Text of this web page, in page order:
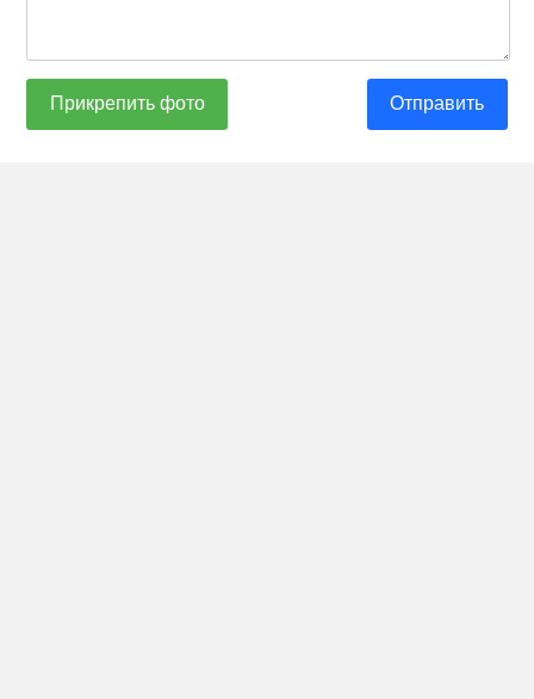
Прикрепить фото Отправить